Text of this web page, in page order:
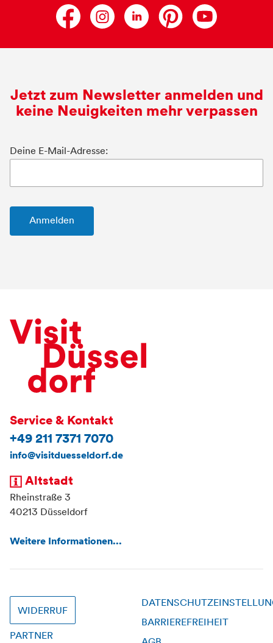
Jetzt zum Newsletter anmelden und
keine Neuigkeiten mehr verpassen
Deine E-Mail-Adresse:
Service & Kontakt
+49 211 7371 7070
info@visitduesseldorf.de
Altstadt
Rheinstraße 3
40213 Düsseldorf
Weitere Informationen...
WIDERRUF
PARTNER
BARRIEREFREIHEIT